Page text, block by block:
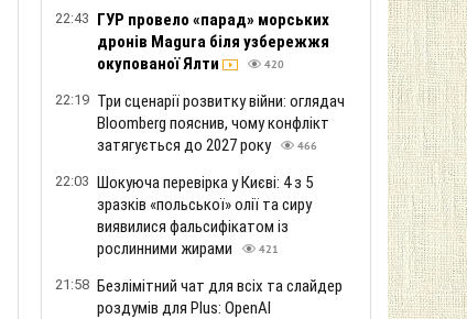
22:43 ГУР провело «парад» морських
дронів Magura біля узбережжя
окупованої Ялти
420
22:19 Три сценарії розвитку війни: оглядач
Bloomberg пояснив, чому конфлікт
затягується до 2027 року
466
22:03 Шокуюча перевірка у Києві: 4 з 5
зразків «польської» олії та сиру
виявилися фальсифікатом із
рослинними жирами
421
21:58 Безлімітний чат для всіх та слайдер
роздумів для Plus: OpenAI